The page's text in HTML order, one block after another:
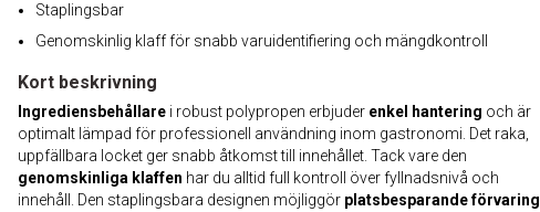
Staplingsbar
Genomskinlig klaff för snabb varuidentifiering och mängdkontroll
Kort beskrivning
Ingrediensbehållare i robust polypropen erbjuder enkel hantering och är
optimalt lämpad för professionell användning inom gastronomi. Det raka,
uppfällbara locket ger snabb åtkomst till innehållet. Tack vare den
genomskinliga klaffen har du alltid full kontroll över fyllnadsnivå och
innehåll. Den staplingsbara designen möjliggör platsbesparande förvaring